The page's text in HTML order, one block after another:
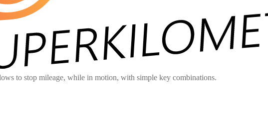
to stop mileage, while in motion, with simple key combinations.